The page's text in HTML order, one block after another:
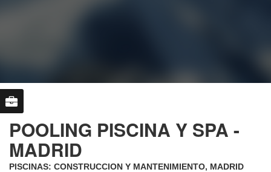
POOLING PISCINA Y SPA -
MADRID
PISCINAS: CONSTRUCCION Y MANTENIMIENTO, MADRID